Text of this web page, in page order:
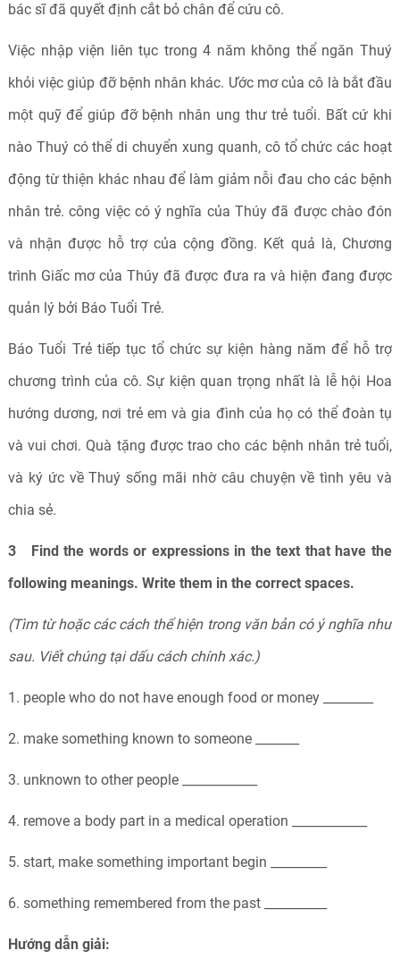
bác sĩ đã quyết định cắt bỏ chân để cứu cô.
Việc nhập viện liên tục trong 4 năm không thể ngăn Thuý
khỏi việc giúp đỡ bệnh nhân khác. Ước mơ của cô là bắt đầu
một quỹ để giúp đỡ bệnh nhân ung thư trẻ tuổi. Bất cứ khi
nào Thuý có thể di chuyển xung quanh, cô tổ chức các hoạt
động từ thiện khác nhau để làm giảm nỗi đau cho các bệnh
nhân trẻ. công việc có ý nghĩa của Thúy đã được chào đón
và nhận được hỗ trợ của cộng đồng. Kết quả là, Chương
trình Giấc mơ của Thúy đã được đưa ra và hiện đang được
quản lý bởi Báo Tuổi Trẻ.
Báo Tuổi Trẻ tiếp tục tổ chức sự kiện hàng năm để hỗ trợ
chương trình của cô. Sự kiện quan trọng nhất là lễ hội Hoa
hướng dương, nơi trẻ em và gia đình của họ có thể đoàn tụ
và vui chơi. Quà tặng được trao cho các bệnh nhân trẻ tuổi,
và ký ức về Thuý sống mãi nhờ câu chuyện về tình yêu và
chia sẻ.
3 Find the words or expressions in the text that have the
following meanings. Write them in the correct spaces.
(Tìm từ hoặc các cách thể hiện trong văn bản có ý nghĩa như
sau. Viết chúng tại dấu cách chính xác.)
1. people who do not have enough food or money ________
2. make something known to someone _______
3. unknown to other people ____________
4. remove a body part in a medical operation ____________
5. start, make something important begin _________
6. something remembered from the past __________
Hướng dẫn giải: